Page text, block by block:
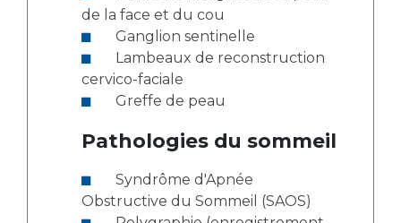
de la face et du cou
Ganglion sentinelle
cervico-faciale
Greffe de peau
Pathologies du sommeil
Obstructive du Sommeil (SAOS)